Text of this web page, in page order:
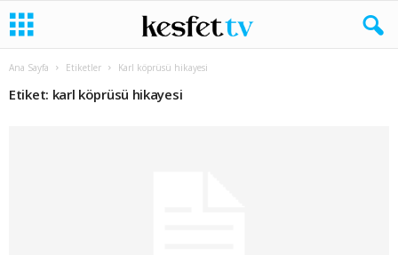
Ana Sayfa Etiketler Karl köprüsü hikayesi
Etiket: karl köprüsü hikayesi